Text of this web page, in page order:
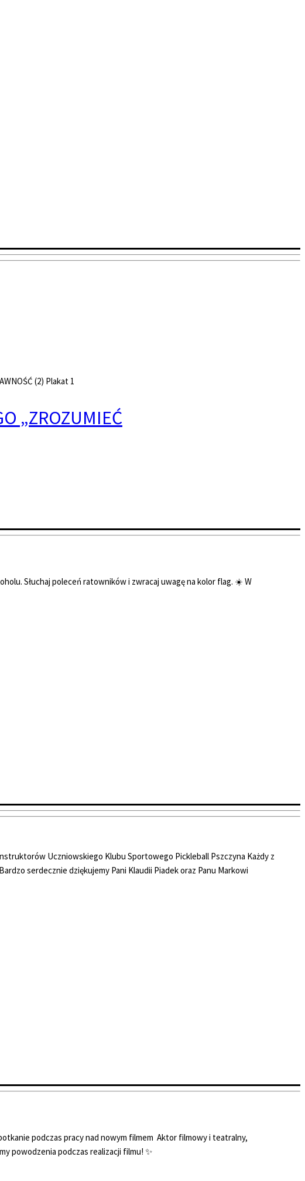
(2) Plakat 1
„ZROZUMIEĆ
Słuchaj poleceń ratowników i zwracaj uwagę na kolor flag. ☀️ W
Uczniowskiego Klubu Sportowego Pickleball Pszczyna Każdy z
serdecznie dziękujemy Pani Klaudii Piadek oraz Panu Markowi
podczas pracy nad nowym filmem ️ Aktor filmowy i teatralny,
powodzenia podczas realizacji filmu! ✨